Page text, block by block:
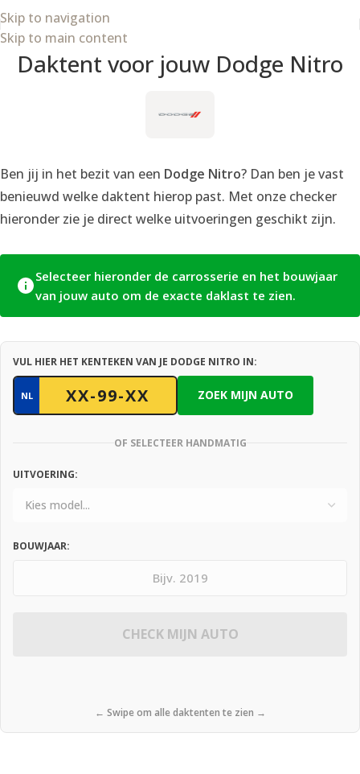
Skip to navigation
Skip to main content
Daktent voor jouw Dodge Nitro
Ben jij in het bezit van een Dodge Nitro? Dan ben je vast
benieuwd welke daktent hierop past. Met onze checker
hieronder zie je direct welke uitvoeringen geschikt zijn.
Selecteer hieronder de carrosserie en het bouwjaar
van jouw auto om de exacte daklast te zien.
VUL HIER HET KENTEKEN VAN JE DODGE NITRO IN:
NL ZOEK MIJN AUTO
OF SELECTEER HANDMATIG
UITVOERING:
BOUWJAAR:
CHECK MIJN AUTO
← Swipe om alle daktenten te zien →